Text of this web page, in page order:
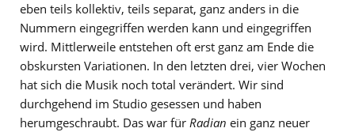
eben teils kollektiv, teils separat, ganz anders in die
Nummern eingegriffen werden kann und eingegriffen
wird. Mittlerweile entstehen oft erst ganz am Ende die
obskursten Variationen. In den letzten drei, vier Wochen
hat sich die Musik noch total verändert. Wir sind
durchgehend im Studio gesessen und haben
herumgeschraubt. Das war für Radian ein ganz neuer